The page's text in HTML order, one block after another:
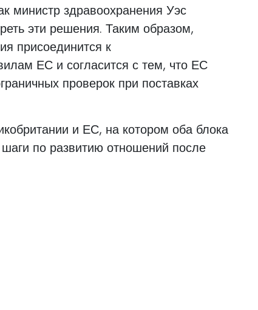
министр здравоохранения Уэс
эти решения. Таким образом,
присоединится к
ЕС и согласится с тем, что ЕС
проверок при поставках
и ЕС, на котором оба блока
по развитию отношений после